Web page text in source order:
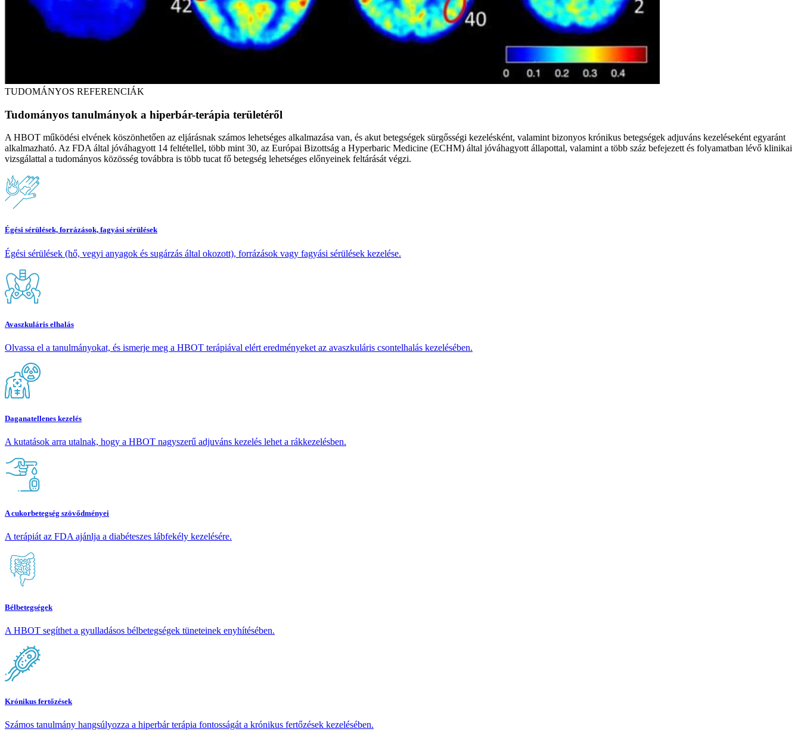
TUDOMÁNYOS REFERENCIÁK
Tudományos tanulmányok a hiperbár-terápia területéről
A HBOT működési elvének köszönhetően az eljárásnak számos lehetséges alkalmazása van, és akut betegségek sürgősségi kezelésként, valamint bizonyos krónikus betegségek adjuváns kezeléseként egyaránt
alkalmazható. Az FDA által jóváhagyott 14 feltétellel, több mint 30, az Európai Bizottság a Hyperbaric Medicine (ECHM) által jóváhagyott állapottal, valamint a több száz befejezett és folyamatban lévő klinikai
vizsgálattal a tudományos közösség továbbra is több tucat fő betegség lehetséges előnyeinek feltárását végzi.
Égési sérülések, forrázások, fagyási sérülések
Égési sérülések (hő, vegyi anyagok és sugárzás által okozott), forrázások vagy fagyási sérülések kezelése.
Avaszkuláris elhalás
Olvassa el a tanulmányokat, és ismerje meg a HBOT terápiával elért eredményeket az avaszkuláris csontelhalás kezelésében.
Daganatellenes kezelés
A kutatások arra utalnak, hogy a HBOT nagyszerű adjuváns kezelés lehet a rákkezelésben.
A cukorbetegség szövődményei
A terápiát az FDA ajánlja a diabéteszes lábfekély kezelésére.
Bélbetegségek
A HBOT segíthet a gyulladásos bélbetegségek tüneteinek enyhítésében.
Krónikus fertőzések
Számos tanulmány hangsúlyozza a hiperbár terápia fontosságát a krónikus fertőzések kezelésében.